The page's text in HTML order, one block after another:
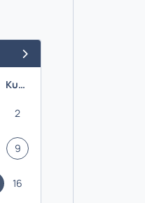
Επόμενος Μήνας
Κυριακή
2
9
16